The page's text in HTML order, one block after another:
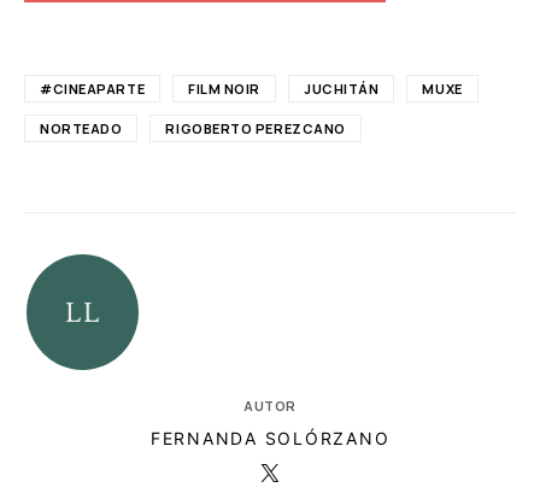
#CINEAPARTE FILM NOIR JUCHITÁN MUXE
NORTEADO RIGOBERTO PEREZCANO
AUTOR
FERNANDA SOLÓRZANO